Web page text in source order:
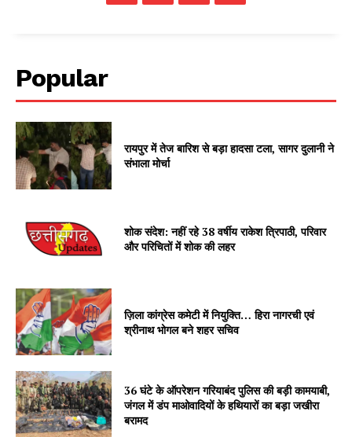
Popular
रायपुर में तेज बारिश से बड़ा हादसा टला, सागर दुलानी ने
संभाला मोर्चा
शोक संदेश: नहीं रहे 38 वर्षीय राकेश त्रिपाठी, परिवार
और परिचितों में शोक की लहर
ज़िला कांग्रेस कमेटी में नियुक्ति… हिरा नागरची एवं
श्रीनाथ भोगल बने शहर सचिव
36 घंटे के ऑपरेशन गरियाबंद पुलिस की बड़ी कामयाबी,
जंगल में डंप माओवादियों के हथियारों का बड़ा जखीरा
बरामद